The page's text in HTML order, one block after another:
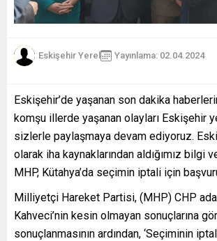
Eskişehir Yerel Yayınlama: 02.04.2024
Eskişehir’de yaşanan son dakika
komşu illerde yaşanan olayları Eskişehir
sizlerle paylaşmaya devam ediyoruz.
olarak iha kaynaklarından aldığımız bilgi
MHP, Kütahya’da seçimin iptali için
Milliyetçi Hareket Partisi, (MHP) CHP
Kahveci’nin kesin olmayan sonuçlarına
sonuçlanmasının ardından, ‘Seçiminin